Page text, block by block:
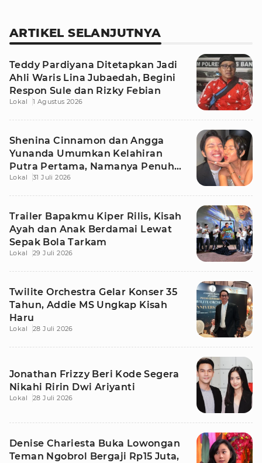
ARTIKEL SELANJUTNYA
Teddy Pardiyana Ditetapkan Jadi
Ahli Waris Lina Jubaedah, Begini
Respon Sule dan Rizky Febian
Lokal 1 Agustus 2026
Shenina Cinnamon dan Angga
Yunanda Umumkan Kelahiran
Putra Pertama, Namanya Penuh
Makna
Lokal 31 Juli 2026
Trailer Bapakmu Kiper Rilis, Kisah
Ayah dan Anak Berdamai Lewat
Sepak Bola Tarkam
Lokal 29 Juli 2026
Twilite Orchestra Gelar Konser 35
Tahun, Addie MS Ungkap Kisah
Haru
Lokal 28 Juli 2026
Jonathan Frizzy Beri Kode Segera
Nikahi Ririn Dwi Ariyanti
Lokal 28 Juli 2026
Denise Chariesta Buka Lowongan
Teman Ngobrol Bergaji Rp15 Juta,